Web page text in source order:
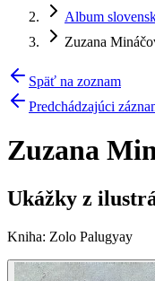
Album
Zuzana
Späť na zoznam
Predchádzajúci
Zuzana
Ukážky z
Kniha: Zolo Palugyay